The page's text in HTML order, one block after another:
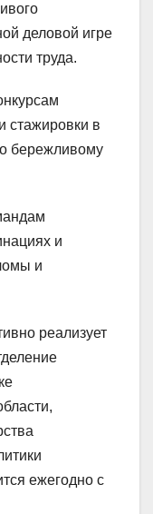
деловой игре
труда.
стажировки в
бережливому
и
и
реализует
ежегодно с